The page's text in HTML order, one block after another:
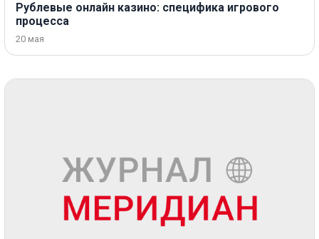
Рублевые онлайн казино: специфика игрового
процесса
20 мая